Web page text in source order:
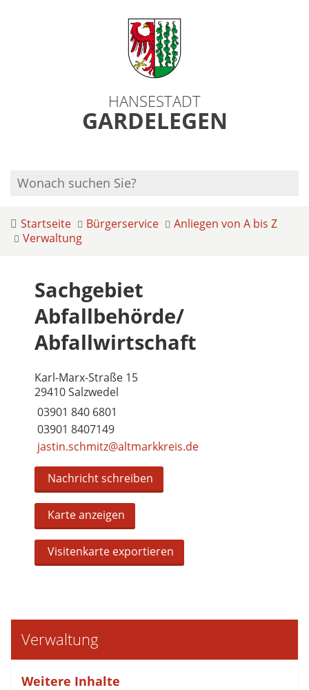
HANSESTADT
GARDELEGEN
Startseite Bürgerservice
Anliegen von A bis Z
Verwaltung
Sachgebiet
Abfallbehörde/
Abfallwirtschaft
Karl-Marx-Straße 15
29410 Salzwedel
03901 840 6801
03901 8407149
jastin.schmitz@altmarkkreis.de
Nachricht schreiben
Karte anzeigen
Visitenkarte exportieren
Verwaltung
Weitere Inhalte